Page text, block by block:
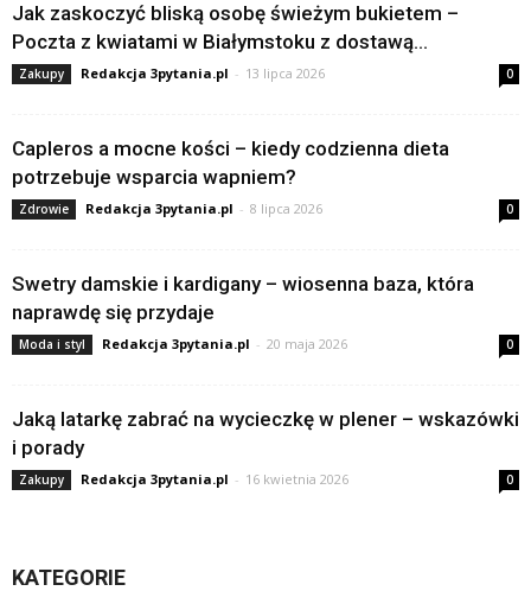
Jak zaskoczyć bliską osobę świeżym bukietem –
Poczta z kwiatami w Białymstoku z dostawą...
Zakupy Redakcja 3pytania.pl - 13 lipca 2026 0
Capleros a mocne kości – kiedy codzienna dieta
potrzebuje wsparcia wapniem?
Zdrowie Redakcja 3pytania.pl - 8 lipca 2026 0
Swetry damskie i kardigany – wiosenna baza, która
naprawdę się przydaje
Moda i styl Redakcja 3pytania.pl - 20 maja 2026 0
Jaką latarkę zabrać na wycieczkę w plener – wskazówki
i porady
Zakupy Redakcja 3pytania.pl - 16 kwietnia 2026 0
KATEGORIE